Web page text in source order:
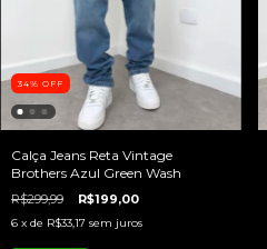
34% OFF
Calça Jeans Reta Vintage
Brothers Azul Green Wash
R$299,99 R$199,00
6 x de R$33,17 sem juros